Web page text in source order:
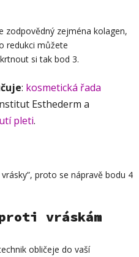
zodpovědný zejména kolagen,
redukci můžete
si tak bod 3.
: kosmetická řada
Esthederm a
pleti.
proto se nápravě bodu 4
vráskám
obličeje do vaší